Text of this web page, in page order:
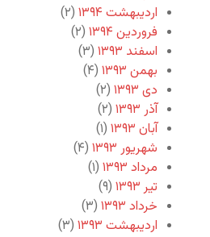
اردیبهشت ۱۳۹۴
(۲)
فروردین ۱۳۹۴
(۲)
اسفند ۱۳۹۳
(۳)
بهمن ۱۳۹۳
(۴)
دی ۱۳۹۳
(۲)
آذر ۱۳۹۳
(۲)
آبان ۱۳۹۳
(۱)
شهریور ۱۳۹۳
(۴)
مرداد ۱۳۹۳
(۱)
تیر ۱۳۹۳
(۹)
خرداد ۱۳۹۳
(۳)
اردیبهشت ۱۳۹۳
(۳)